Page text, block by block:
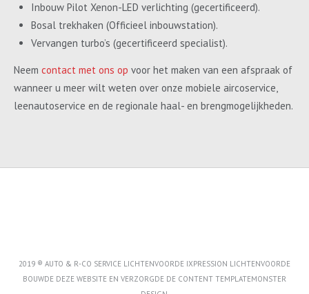
Inbouw Pilot Xenon-LED verlichting (gecertificeerd).
Bosal trekhaken (Officieel inbouwstation).
Vervangen turbo’s (gecertificeerd specialist).
Neem contact met ons op voor het maken van een afspraak of
wanneer u meer wilt weten over onze mobiele aircoservice,
leenautoservice en de regionale haal- en brengmogelijkheden.
2019 ® AUTO & R-CO SERVICE LICHTENVOORDE IXPRESSION LICHTENVOORDE
BOUWDE DEZE WEBSITE EN VERZORGDE DE CONTENT TEMPLATEMONSTER